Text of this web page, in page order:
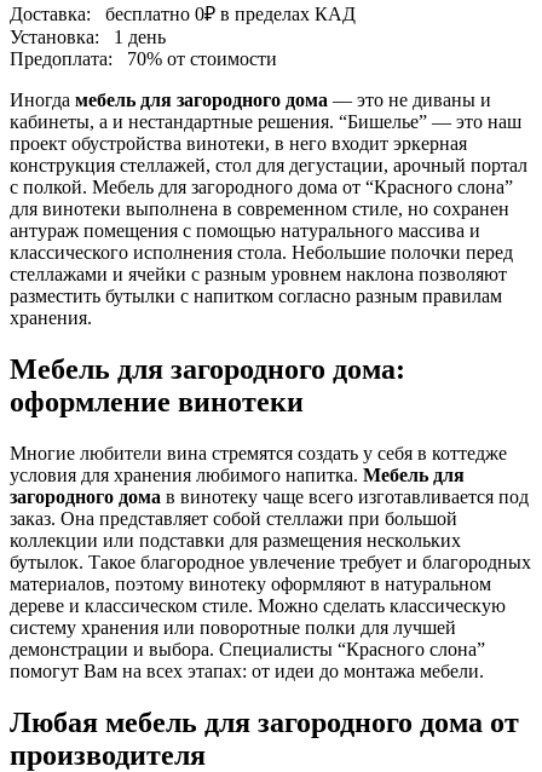
Доставка:
бесплатно 0₽ в пределах КАД
Установка:
1 день
Предоплата:
70% от стоимости
Иногда мебель для загородного дома — это не диваны и
кабинеты, а и нестандартные решения. “Бишелье” — это наш
проект обустройства винотеки, в него входит эркерная
конструкция стеллажей, стол для дегустации, арочный портал
с полкой. Мебель для загородного дома от “Красного слона”
для винотеки выполнена в современном стиле, но сохранен
антураж помещения с помощью натурального массива и
классического исполнения стола. Небольшие полочки перед
стеллажами и ячейки с разным уровнем наклона позволяют
разместить бутылки с напитком согласно разным правилам
хранения.
Мебель для загородного дома:
оформление винотеки
Многие любители вина стремятся создать у себя в коттедже
условия для хранения любимого напитка. Мебель для
загородного дома в винотеку чаще всего изготавливается под
заказ. Она представляет собой стеллажи при большой
коллекции или подставки для размещения нескольких
бутылок. Такое благородное увлечение требует и благородных
материалов, поэтому винотеку оформляют в натуральном
дереве и классическом стиле. Можно сделать классическую
систему хранения или поворотные полки для лучшей
демонстрации и выбора. Специалисты “Красного слона”
помогут Вам на всех этапах: от идеи до монтажа мебели.
Любая мебель для загородного дома от
производителя